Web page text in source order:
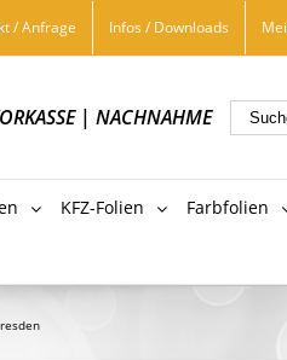
/ Anfrage Infos / Downloads
| NACHNAHME
KFZ-Folien Farbfolien